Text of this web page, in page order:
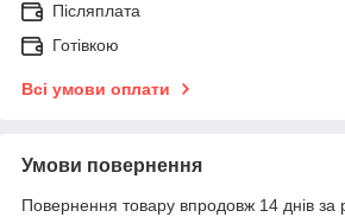
Післяплата
Готівкою
Всі умови оплати
Умови повернення
Повернення товару впродовж 14 днів за